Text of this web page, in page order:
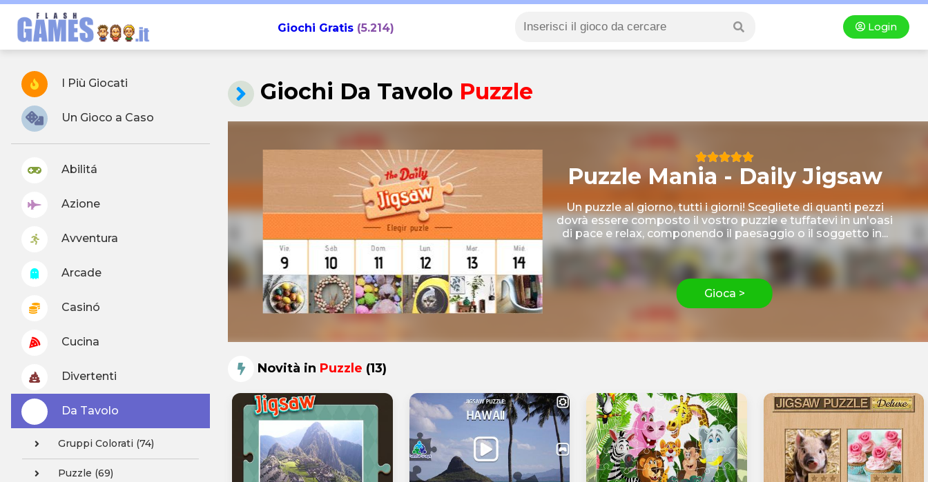
Giochi Gratis(5.214) Login
I Più Giocati
Un Gioco a Caso
Abilitá
Azione
Avventura
Arcade
Casinó
Cucina
Divertenti
Da Tavolo
Gruppi Colorati (74)
Puzzle (69)
Giochi Da Tavolo Puzzle
Puzzle Mania - Daily Jigsaw
Un puzzle al giorno, tutti i giorni! Scegliete di quanti pezzi
dovrà essere composto il vostro puzzle e tuffatevi in un'oasi
di pace e relax, componendo il paesaggio o il soggetto in...
Gioca >
Novità in Puzzle (13)